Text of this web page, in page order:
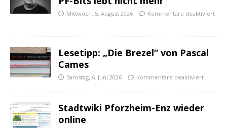
Mittwoch, 5. August 2026 Kommentare deaktiviert
Lesetipp: „Die Brezel“ von Pascal
Cames
Samstag, 6. Juni 2026 Kommentare deaktiviert
Stadtwiki Pforzheim-Enz wieder
online